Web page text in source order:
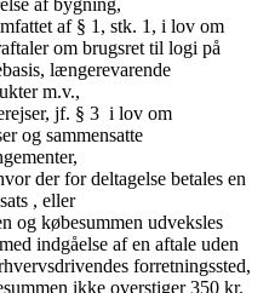
af bygning,
af § 1, stk. 1, i lov om
om brugsret til logi på
længerevarende
m.v.,
jf. § 3 i lov om
og sammensatte
der for deltagelse betales en
, eller
og købesummen udveksles
indgåelse af en aftale uden
forretningssted,
ikke overstiger 350 kr.